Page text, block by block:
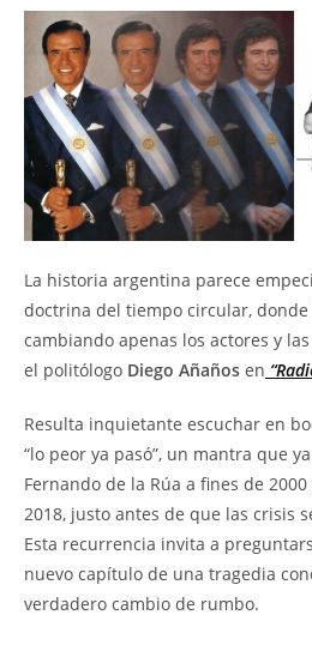
La historia argentina parece
doctrina del tiempo circular, donde
cambiando apenas los actores y
el politólogo Diego Añaños en
Resulta inquietante escuchar en
“lo peor ya pasó”, un mantra que
Fernando de la Rúa a fines de
2018, justo antes de que las crisis
Esta recurrencia invita a
nuevo capítulo de una tragedia
verdadero cambio de rumbo.